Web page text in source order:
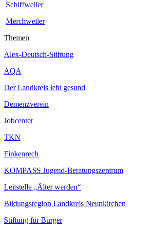
Schiffweiler
Merchweiler
Themen
Alex-Deutsch-Stiftung
AQA
Der Landkreis lebt gesund
Demenzverein
Jobcenter
TKN
Finkenrech
KOMPASS Jugend-Beratungszentrum
Leitstelle „Älter werden“
Bildungsregion Landkreis Neunkirchen
Stiftung für Bürger